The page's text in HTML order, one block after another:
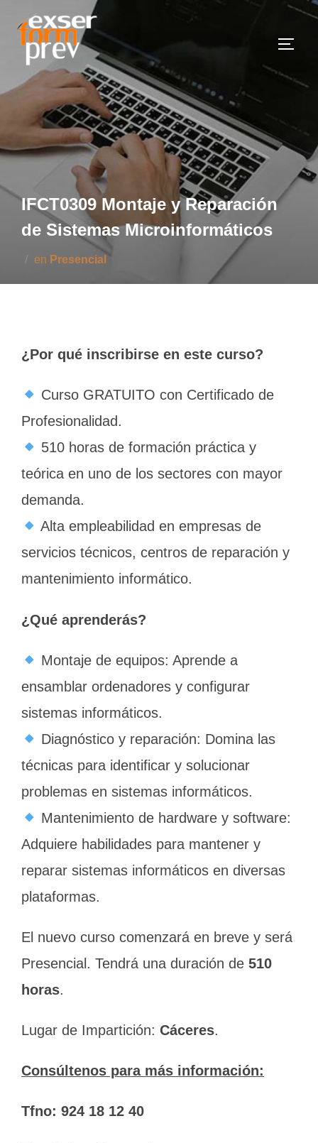
contenido
IFCT0309 Montaje y Reparación
de Sistemas Microinformáticos
en Presencial
¿Por qué inscribirse en este curso?
Curso GRATUITO con Certificado de
Profesionalidad.
510 horas de formación práctica y
teórica en uno de los sectores con mayor
demanda.
Alta empleabilidad en empresas de
servicios técnicos, centros de reparación y
mantenimiento informático.
¿Qué aprenderás?
Montaje de equipos: Aprende a
ensamblar ordenadores y configurar
sistemas informáticos.
Diagnóstico y reparación: Domina las
técnicas para identificar y solucionar
problemas en sistemas informáticos.
Mantenimiento de hardware y software:
Adquiere habilidades para mantener y
reparar sistemas informáticos en diversas
plataformas.
El nuevo curso comenzará en breve y será
Presencial. Tendrá una duración de 510
horas.
Lugar de Impartición: Cáceres.
Consúltenos para más información:
Tfno: 924 18 12 40